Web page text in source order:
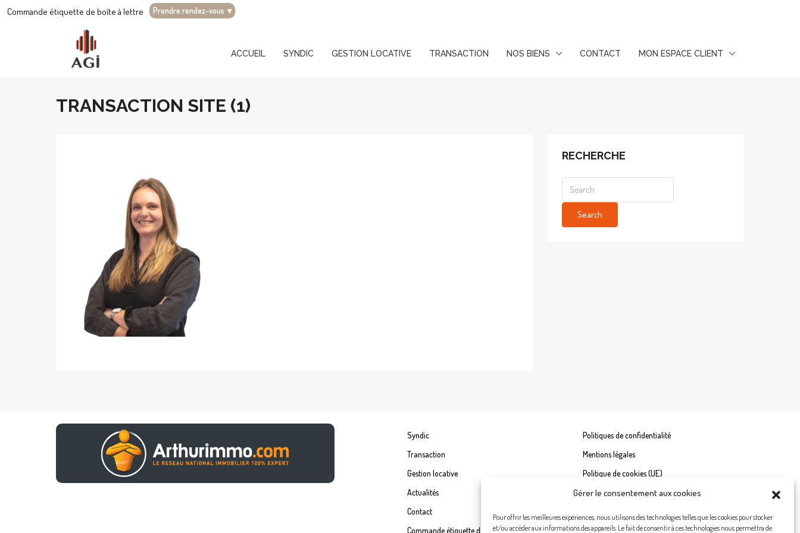
Gérer le consentement aux cookies
Pour offrir les meilleures expériences, nous utilisons des technologies telles que les cookies pour stocker
et/ou accéder aux informations des appareils. Le fait de consentir à ces technologies nous permettra de
Commande étiquette de boîte à lettre Prendre rendez-vous ▾
ACCUEIL SYNDIC GESTION LOCATIVE TRANSACTION NOS BIENS CONTACT MON ESPACE CLIENT
TRANSACTION SITE (1)
RECHERCHE
Search
Syndic
Transaction
Gestion locative
Actualités
Contact
Commande étiquette de boîte à lettre
Politiques de confidentialité
Mentions légales
Politique de cookies (UE)